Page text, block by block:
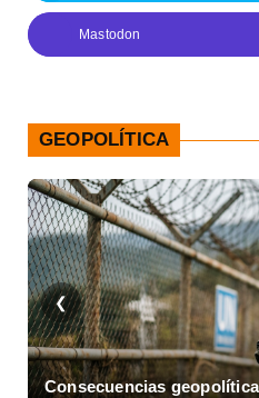
Mastodon
GEOPOLÍTICA
❮
Consecuencias